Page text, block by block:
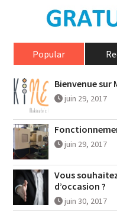
Popular
Bienvenue sur
juin 29, 2017
juin 29, 2017
Vous
d’occasion ?
juin 30, 2017